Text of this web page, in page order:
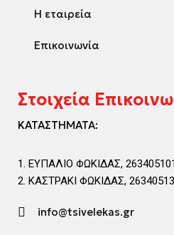
Η εταιρεία
Επικοινωνία
Στοιχεία
ΚΑΤΑΣΤΗΜΑΤΑ:
ΕΥΠΑΛΙΟ ΦΩΚΙΔΑΣ,
ΚΑΣΤΡΑΚΙ ΦΩΚΙΔΑΣ,
info@tsivelekas.gr